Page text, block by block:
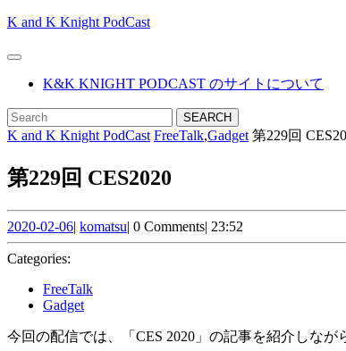
Skip
content
K and K Knight PodCast
Open
ButtonK&K KNIGHT PODCAST のサイトについて
CLOSE
BUTTON
Search
for:
K and K Knight PodCast FreeTalk,Gadget 第229回
第229回 CES2020
2020-02-062020-
02-
| komatsukomatsu
| 0 Comments| 23:52
Categories:
FreeTalk
Gadget
今回の配信では、「CES 2020」の記事を紹介しな